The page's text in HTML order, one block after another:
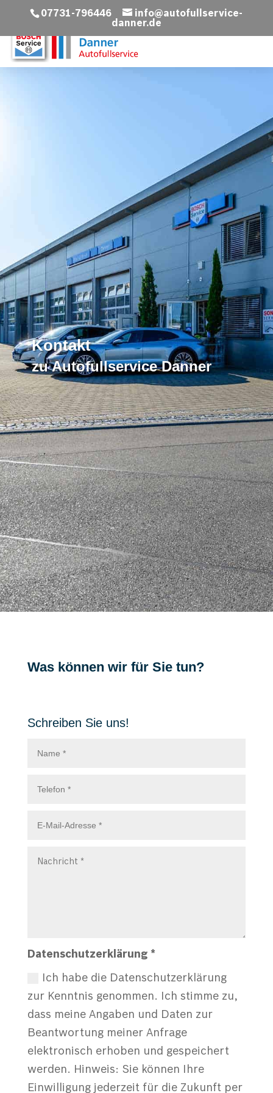
07731-796446
info@autofullservice-
danner.de
Kontakt
zu Autofullservice Danner
Was können wir für Sie tun?
Schreiben Sie uns!
Datenschutzerklärung *
Ich habe die Datenschutzerklärung
zur Kenntnis genommen. Ich stimme zu,
dass meine Angaben und Daten zur
Beantwortung meiner Anfrage
elektronisch erhoben und gespeichert
werden. Hinweis: Sie können Ihre
Einwilligung jederzeit für die Zukunft per